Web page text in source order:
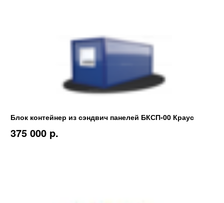
Блок контейнер из сэндвич панелей БКСП-00 Краус
375 000 p.